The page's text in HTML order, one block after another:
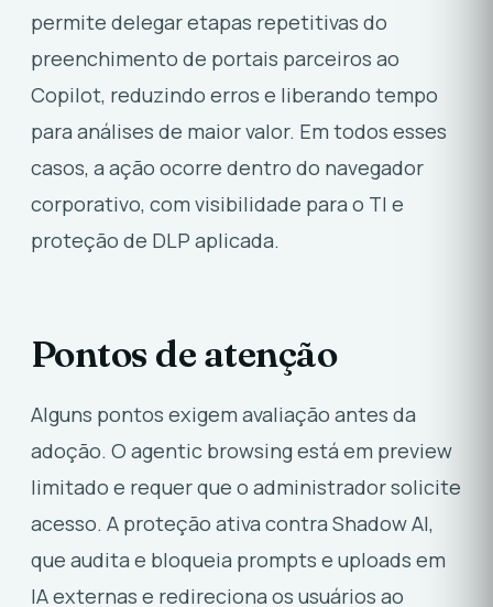
permite delegar etapas repetitivas do
preenchimento de portais parceiros ao
Copilot, reduzindo erros e liberando tempo
para análises de maior valor. Em todos esses
casos, a ação ocorre dentro do navegador
corporativo, com visibilidade para o TI e
proteção de DLP aplicada.
Pontos de atenção
Alguns pontos exigem avaliação antes da
adoção. O agentic browsing está em preview
limitado e requer que o administrador solicite
acesso. A proteção ativa contra Shadow AI,
que audita e bloqueia prompts e uploads em
IA externas e redireciona os usuários ao